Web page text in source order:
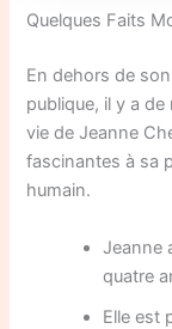
Quelques Faits
En dehors de
publique, il y a
vie de Jeanne
fascinantes à sa
humain.
Jeanne
quatre
Elle est